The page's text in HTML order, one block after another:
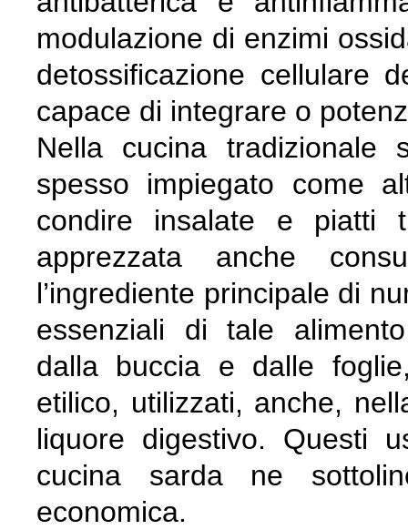
modulazione di enzimi
detossificazione cellulare
capace di integrare o
Nella cucina
spesso impiegato come
condire insalate e
apprezzata anche
l’ingrediente principale di
essenziali di tale
dalla buccia e dalle
etilico, utilizzati, anche,
liquore digestivo. Questi
cucina sarda ne
economica.